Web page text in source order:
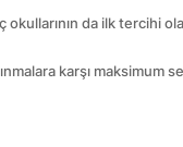
da ilk tercihi
karşı maksimum